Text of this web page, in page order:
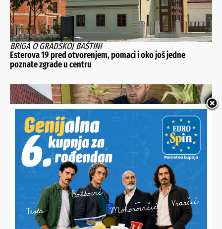
BRIGA O GRADSKOJ BAŠTINI
Esterova 19 pred otvorenjem, pomaci i oko još jedne
poznate zgrade u centru
OD RADA I TRUDA OSTALE SU SAMO PUNE NJIVE
Nitko ne želi otkupiti Josipovih 5.000 klipova kukuruza
šećerca pa ih sada besplatno dijeli